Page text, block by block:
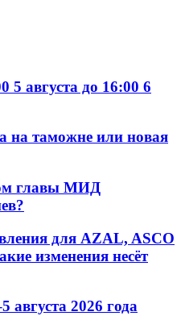
5 августа до 16:00 6
на таможне или новая
главы МИД
для AZAL, ASCO
изменения несёт
августа 2026 года